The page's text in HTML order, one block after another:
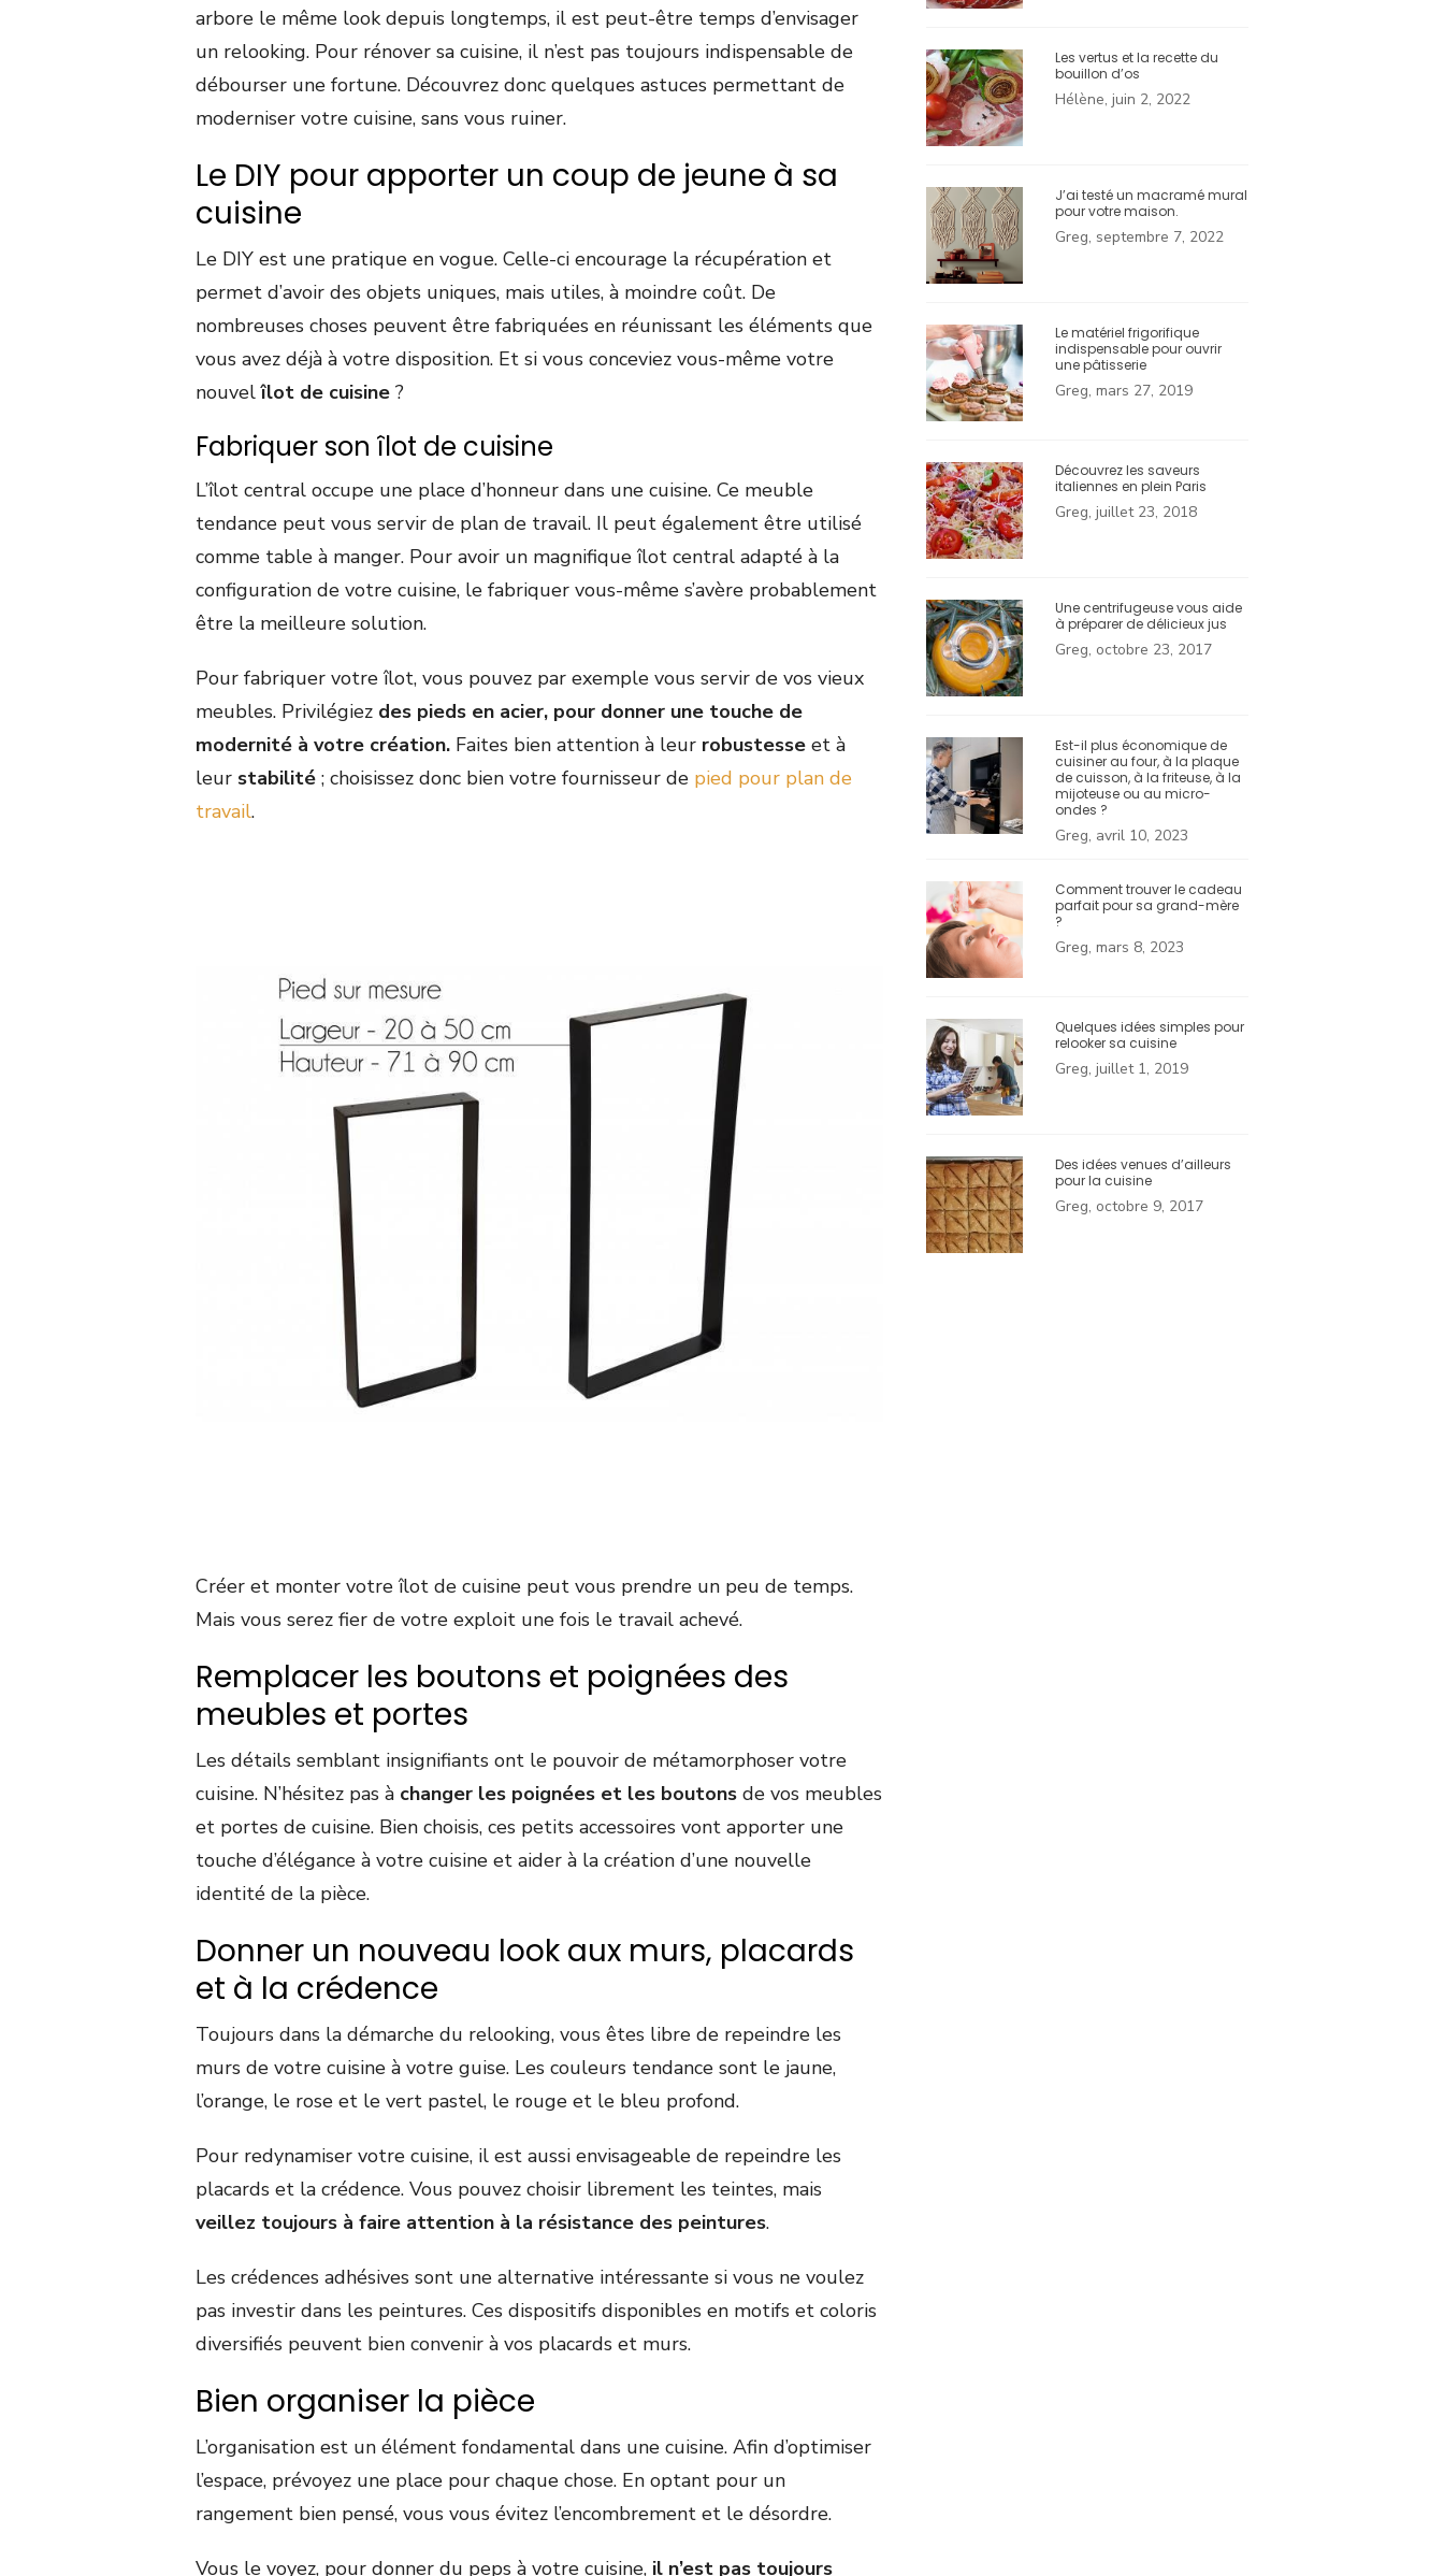
arbore le même look depuis longtemps, il est peut-être temps d’envisager
un relooking. Pour rénover sa cuisine, il n’est pas toujours indispensable de
débourser une fortune. Découvrez donc quelques astuces permettant de
moderniser votre cuisine, sans vous ruiner.
Le DIY pour apporter un coup de jeune à sa
cuisine
Le DIY est une pratique en vogue. Celle-ci encourage la récupération et
permet d’avoir des objets uniques, mais utiles, à moindre coût. De
nombreuses choses peuvent être fabriquées en réunissant les éléments que
vous avez déjà à votre disposition. Et si vous conceviez vous-même votre
nouvelîlot de cuisine ?
Fabriquer son îlot de cuisine
L’îlot central occupe une place d’honneur dans une cuisine. Ce meuble
tendance peut vous servir de plan de travail. Il peut également être utilisé
comme table à manger. Pour avoir un magnifique îlot central adapté à la
configuration de votre cuisine, le fabriquer vous-même s’avère probablement
être la meilleure solution.
Pour fabriquer votre îlot, vous pouvez par exemple vous servir de vos vieux
meubles. Privilégiez des pieds en acier, pour donner une touche de
modernité à votre création. Faites bien attention à leur robustesse et à
leur stabilité ; choisissez donc bien votre fournisseur de pied pour plan de
travail.
Créer et monter votre îlot de cuisine peut vous prendre un peu de temps.
Mais vous serez fier de votre exploit une fois le travail achevé.
Remplacer les boutons et poignées des
meubles et portes
Les détails semblant insignifiants ont le pouvoir de métamorphoser votre
cuisine. N’hésitez pas à changer les poignées et les boutons de vos meubles
et portes de cuisine. Bien choisis, ces petits accessoires vont apporter une
touche d’élégance à votre cuisine et aider à la création d’une nouvelle
identité de la pièce.
Donner un nouveau look aux murs, placards
et à la crédence
Toujours dans la démarche du relooking, vous êtes libre de repeindre les
murs de votre cuisine à votre guise. Les couleurs tendance sont le jaune,
l’orange, le rose et le vert pastel, le rouge et le bleu profond.
Pour redynamiser votre cuisine, il est aussi envisageable de repeindre les
placards et la crédence. Vous pouvez choisir librement les teintes, mais
veillez toujours à faire attention à la résistance des peintures.
Les crédences adhésives sont une alternative intéressante si vous ne voulez
pas investir dans les peintures. Ces dispositifs disponibles en motifs et coloris
diversifiés peuvent bien convenir à vos placards et murs.
Bien organiser la pièce
L’organisation est un élément fondamental dans une cuisine. Afin d’optimiser
l’espace, prévoyez une place pour chaque chose. En optant pour un
rangement bien pensé, vous vous évitez l’encombrement et le désordre.
Vous le voyez, pour donner du peps à votre cuisine, il n’est pas toujours
Les vertus et la recette du
bouillon d’os
Hélène, juin 2, 2022
J’ai testé un macramé mural
pour votre maison.
Greg, septembre 7, 2022
Le matériel frigorifique
indispensable pour ouvrir
une pâtisserie
Greg, mars 27, 2019
Découvrez les saveurs
italiennes en plein Paris
Greg, juillet 23, 2018
Une centrifugeuse vous aide
à préparer de délicieux jus
Greg, octobre 23, 2017
Est-il plus économique de
cuisiner au four, à la plaque
de cuisson, à la friteuse, à la
mijoteuse ou au micro-
ondes ?
Greg, avril 10, 2023
Comment trouver le cadeau
parfait pour sa grand-mère
?
Greg, mars 8, 2023
Quelques idées simples pour
relooker sa cuisine
Greg, juillet 1, 2019
Des idées venues d’ailleurs
pour la cuisine
Greg, octobre 9, 2017